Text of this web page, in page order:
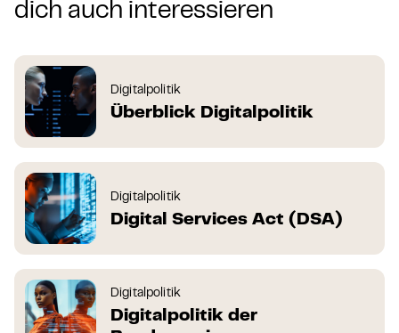
dich auch interessieren
Digitalpolitik
Überblick Digitalpolitik
Digitalpolitik
Digital Services Act (DSA)
Digitalpolitik
Digitalpolitik der